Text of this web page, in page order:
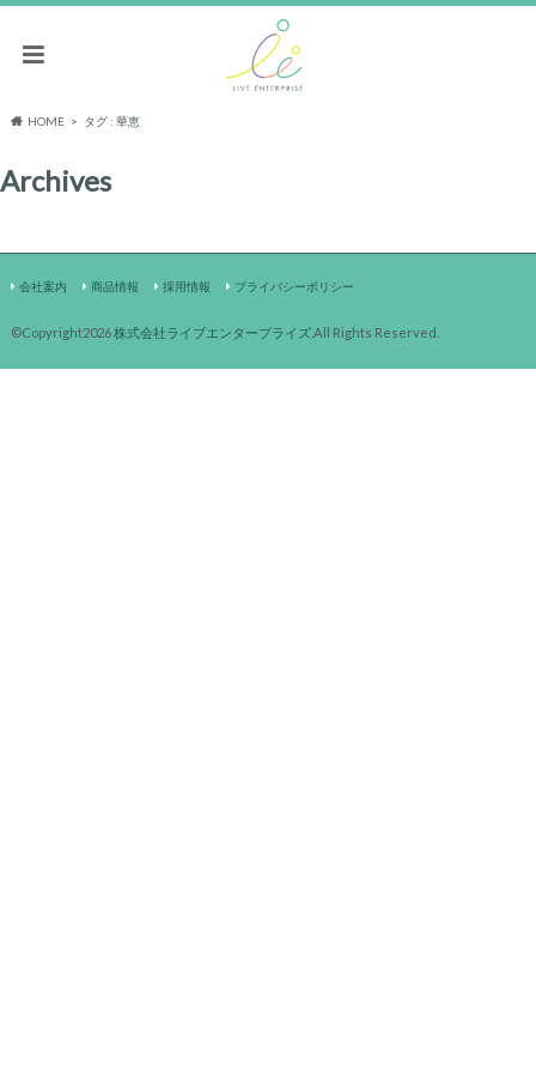
HOME タグ : 華恵
Archives
会社案内 商品情報 採用情報 プライバシーポリシー
©Copyright2026株式会社ライブエンタープライズ.All Rights Reserved.